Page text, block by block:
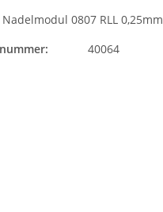
0807 RLL 0,25mm
40064